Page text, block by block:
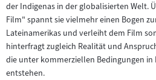
der Indigenas in der globalisierten Welt.
Film" spannt sie vielmehr einen Bogen
Lateinamerikas und verleiht dem Film
hinterfragt zugleich Realität und
die unter kommerziellen Bedingungen
entstehen.